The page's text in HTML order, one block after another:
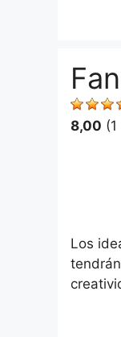
8,00
Los